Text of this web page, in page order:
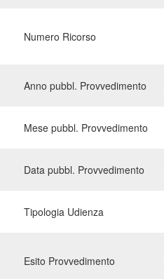
Numero Ricorso
Anno pubbl. Provvedimento
Mese pubbl. Provvedimento
Data pubbl. Provvedimento
Tipologia Udienza
Esito Provvedimento